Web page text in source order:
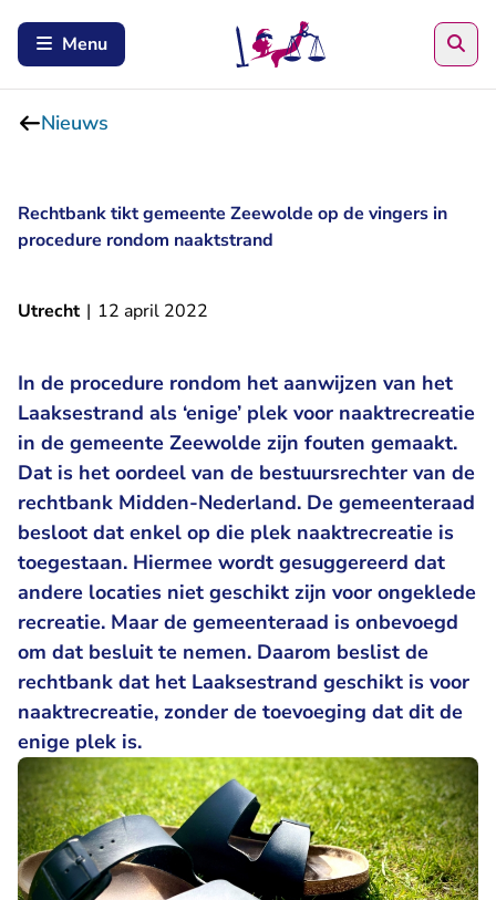
Menu
Nieuws
Rechtbank tikt gemeente Zeewolde op de vingers in
procedure rondom naaktstrand
Utrecht | 12 april 2022
In de procedure rondom het aanwijzen van het
Laaksestrand als ‘enige’ plek voor naaktrecreatie
in de gemeente Zeewolde zijn fouten gemaakt.
Dat is het oordeel van de bestuursrechter van de
rechtbank Midden-Nederland. De gemeenteraad
besloot dat enkel op die plek naaktrecreatie is
toegestaan. Hiermee wordt gesuggereerd dat
andere locaties niet geschikt zijn voor ongeklede
recreatie. Maar de gemeenteraad is onbevoegd
om dat besluit te nemen. Daarom beslist de
rechtbank dat het Laaksestrand geschikt is voor
naaktrecreatie, zonder de toevoeging dat dit de
enige plek is.